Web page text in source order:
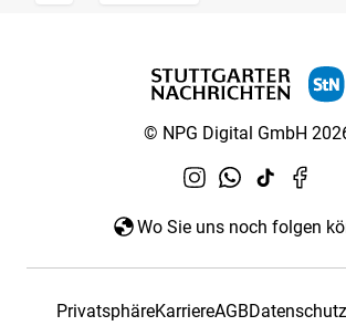
© NPG Digital GmbH
Wo Sie uns noch folgen
PrivatsphäreKarriereAGBDatenschutz